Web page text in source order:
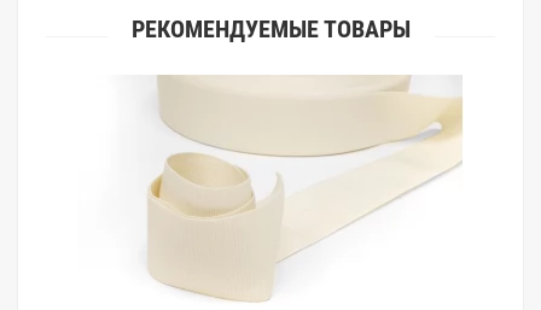
РЕКОМЕНДУЕМЫЕ ТОВАРЫ